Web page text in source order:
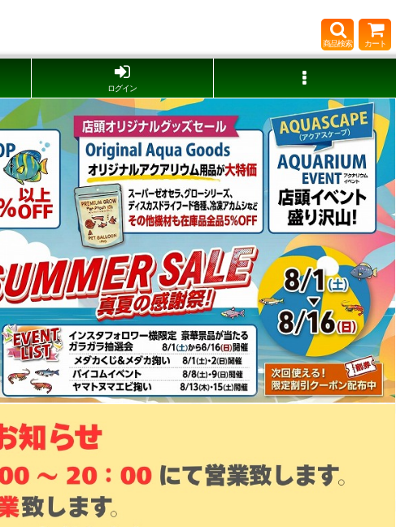
商品検索 カート
ログイン